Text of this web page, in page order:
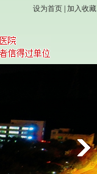
设为首页 加入收藏